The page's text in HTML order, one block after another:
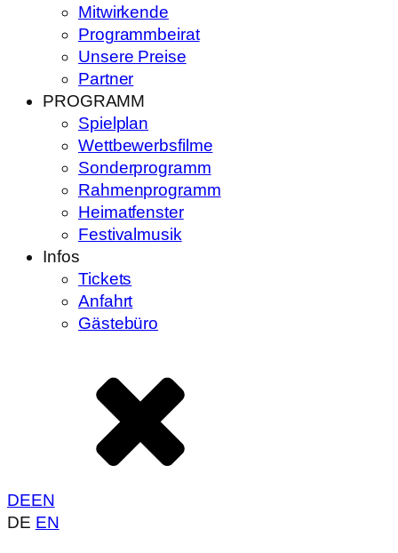
Mitwirkende
Programmbeirat
Unsere Preise
Partner
PROGRAMM
Spielplan
Wettbewerbsfilme
Sonderprogramm
Rahmenprogramm
Heimatfenster
Festivalmusik
Infos
Tickets
Anfahrt
Gästebüro
DEEN
DE EN